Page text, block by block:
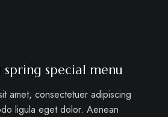
spring special menu
amet, consectetuer adipiscing
ligula eget dolor. Aenean